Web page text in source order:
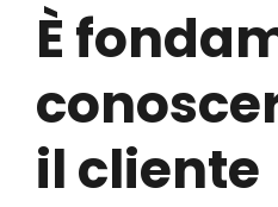
È
il cliente